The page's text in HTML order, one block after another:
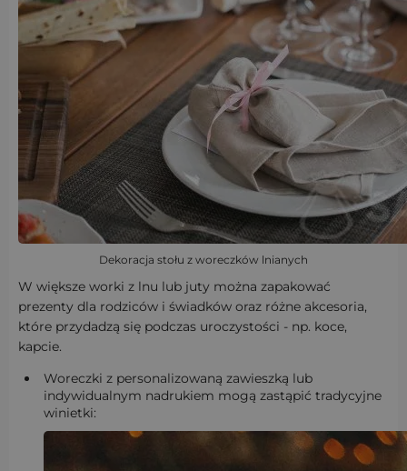
Dekoracja stołu z woreczków lnianych
W większe worki z lnu lub juty można zapakować
prezenty dla rodziców i świadków oraz różne akcesoria,
które przydadzą się podczas uroczystości - np. koce,
kapcie.
Woreczki z personalizowaną zawieszką lub
indywidualnym nadrukiem mogą zastąpić tradycyjne
winietki: